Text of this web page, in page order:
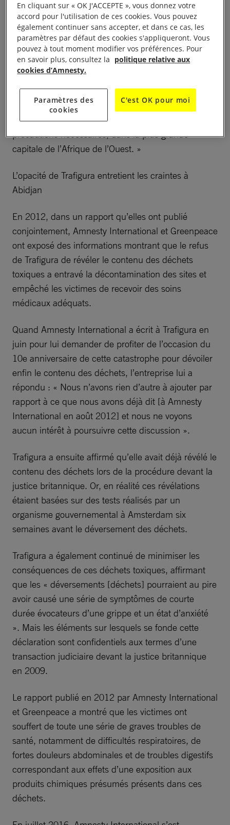
« Trafigura n’a jamais réellement été amenée à
rendre des comptes pour son rôle dans ce
déversement. Si des déchets toxiques étaient
déversés dans le centre de Londres, le responsable
aurait très justement à payer le prix fort. Mais dans
cette affaire, les dirigeants de Trafigura dans un
bureau à Londres ont autorisé le déversement de
déchets toxiques, sans que soient prises les
précautions nécessaires, dans la plus grande
capitale de l’Afrique de l’Ouest. »
L’opacité de Trafigura entretient les craintes à
Abidjan
En 2012, dans un rapport qu’elles ont publié
conjointement, Amnesty International et Greenpeace
ont exposé des informations montrant que le refus
de Trafigura de révéler le contenu des déchets
toxiques a entravé la décontamination des sites et
empêché les victimes de recevoir des soins
médicaux adéquats.
Quand Amnesty International a écrit à Trafigura en
juin pour lui demander de profiter de l’occasion du
10e anniversaire de cette catastrophe pour dévoiler
enfin le contenu des déchets, l’entreprise lui a
répondu : « Nous n’avons rien d’autre à ajouter par
rapport à ce que nous avons déjà dit [à Amnesty
International en août 2012] et nous ne voyons
aucun intérêt à poursuivre cette discussion ».
Trafigura a ensuite affirmé qu’elle avait déjà révélé le
contenu des déchets lors de la procédure devant la
justice britannique. Or, en réalité ces révélations
étaient basées sur des tests réalisés par un
organisme gouvernemental à Amsterdam six
semaines avant le déversement des déchets.
Trafigura a également continué de minimiser les
conséquences de ces déchets toxiques, affirmant
que les « déversements [déchets] pourraient au pire
avoir causé une série de symptômes de courte
durée évocateurs d’une grippe et un état d’anxiété
». Mais les éléments sur lesquels se fonde cette
déclaration sont confidentiels aux termes d’une
transaction judiciaire devant la justice britannique
en 2009.
Le rapport publié en 2012 par Amnesty International
et Greenpeace a montré que les victimes ont
souffert de toute une série de graves troubles de
santé, notamment de difficultés respiratoires, de
fortes douleurs abdominales et de troubles digestifs
correspondant aux effets d’une exposition aux
produits chimiques présumés présents dans ces
déchets.
En cliquant sur « OK J'ACCEPTE », vous donnez votre
accord pour l'utilisation de ces cookies. Vous pouvez
également continuer sans accepter, et dans ce cas, les
paramètres par défaut des cookies s'appliqueront. Vous
pouvez à tout moment modifier vos préférences. Pour
en savoir plus, consultez la politique relative aux
cookies d’Amnesty.
Paramètres des
cookies
C'est OK pour moi